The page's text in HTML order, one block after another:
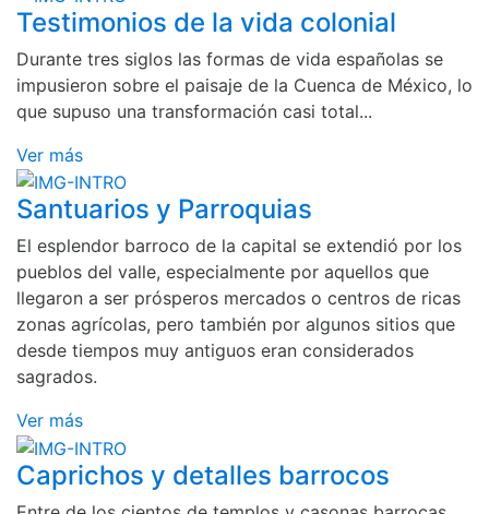
Testimonios de la vida colonial
Durante tres siglos las formas de vida españolas se
impusieron sobre el paisaje de la Cuenca de México, lo
que supuso una transformación casi total...
Ver más
Santuarios y Parroquias
El esplendor barroco de la capital se extendió por los
pueblos del valle, especialmente por aquellos que
llegaron a ser prósperos mercados o centros de ricas
zonas agrícolas, pero también por algunos sitios que
desde tiempos muy antiguos eran considerados
sagrados.
Ver más
Caprichos y detalles barrocos